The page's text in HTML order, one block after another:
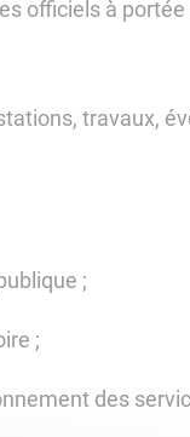
officiels à
travaux,
;
;
des